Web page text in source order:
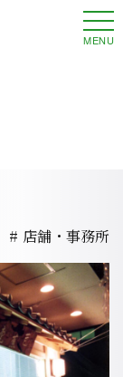
MENU
店舗・事務所